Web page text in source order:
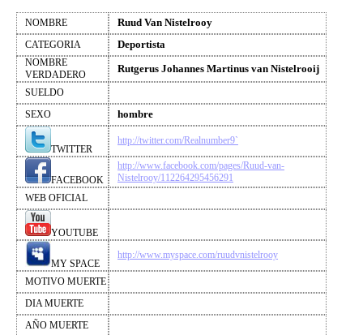
NOMBRE Ruud Van Nistelrooy
CATEGORIA Deportista
NOMBRE
VERDADERO
Rutgerus Johannes Martinus van Nistelrooij
SUELDO
SEXO
hombre
TWITTER
http://twitter.com/Realnumber9`
FACEBOOK
http://www.facebook.com/pages/Ruud-van-
Nistelrooy/112264295456291
WEB OFICIAL
YOUTUBE
MY SPACE
http://www.myspace.com/ruudvnistelrooy
MOTIVO MUERTE
DIA MUERTE
AÑO MUERTE